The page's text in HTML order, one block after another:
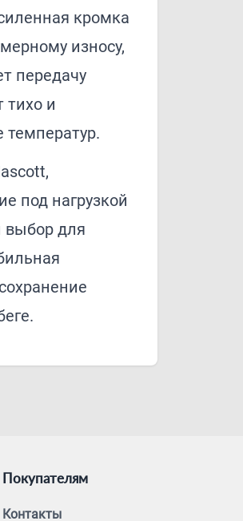
кромка
износу,
передачу
тихо и
под нагрузкой
выбор для
Покупателям
Контакты